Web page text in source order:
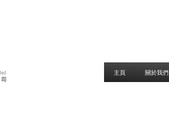
主頁 關於我們